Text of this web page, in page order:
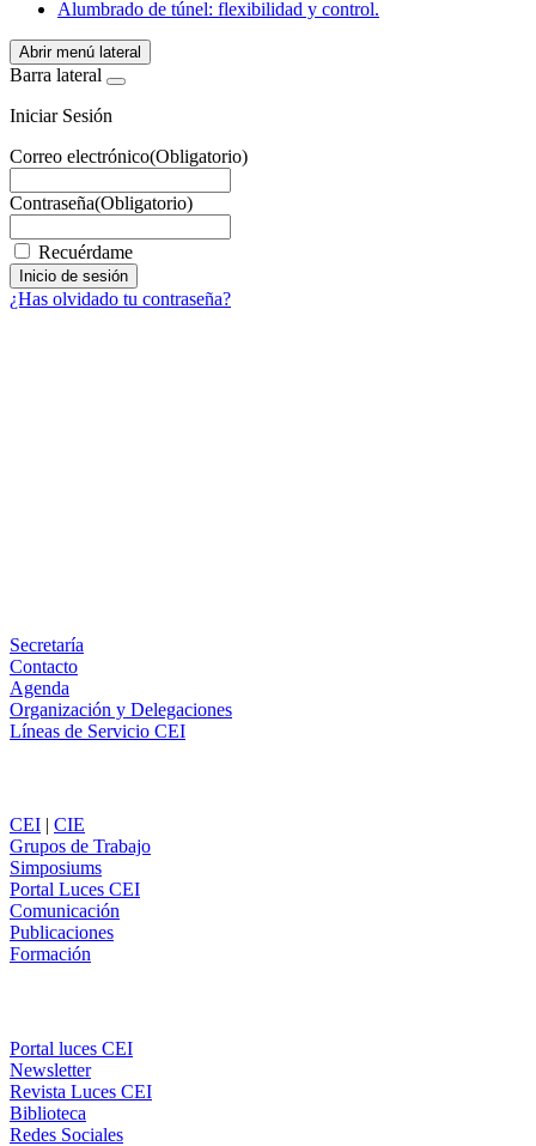
Alumbrado de túnel: flexibilidad y control.
Abrir menú lateral
Barra lateral
Iniciar Sesión
Correo electrónico(Obligatorio)
Contraseña(Obligatorio)
Recuérdame
¿Has olvidado tu contraseña?
Secretaría
Contacto
Agenda
Organización y Delegaciones
Líneas de Servicio CEI
CEI | CIE
Grupos de Trabajo
Simposiums
Portal Luces CEI
Comunicación
Publicaciones
Formación
Portal luces CEI
Newsletter
Revista Luces CEI
Biblioteca
Redes Sociales